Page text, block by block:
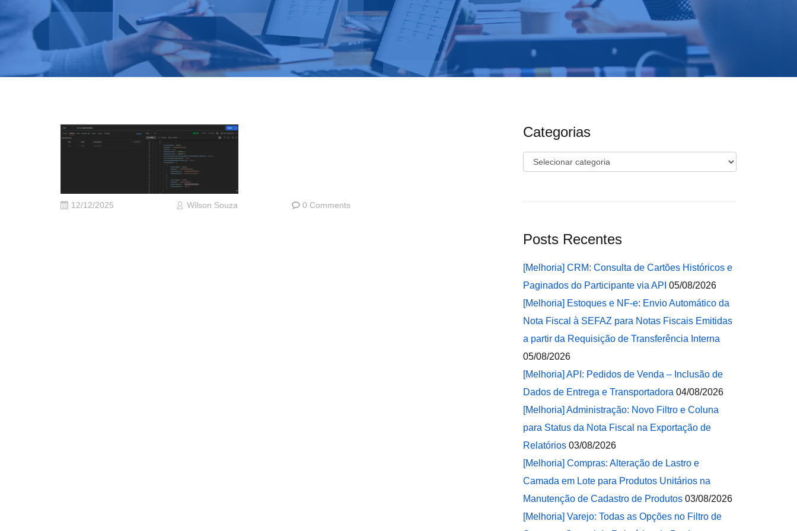
12/12/2025 Wilson Souza 0 Comments
Categorias
Categorias
Posts Recentes
[Melhoria] CRM: Consulta de Cartões Históricos e
Paginados do Participante via API 05/08/2026
[Melhoria] Estoques e NF-e: Envio Automático da
Nota Fiscal à SEFAZ para Notas Fiscais Emitidas
a partir da Requisição de Transferência Interna
05/08/2026
[Melhoria] API: Pedidos de Venda – Inclusão de
Dados de Entrega e Transportadora 04/08/2026
[Melhoria] Administração: Novo Filtro e Coluna
para Status da Nota Fiscal na Exportação de
Relatórios 03/08/2026
[Melhoria] Compras: Alteração de Lastro e
Camada em Lote para Produtos Unitários na
Manutenção de Cadastro de Produtos 03/08/2026
[Melhoria] Varejo: Todas as Opções no Filtro de